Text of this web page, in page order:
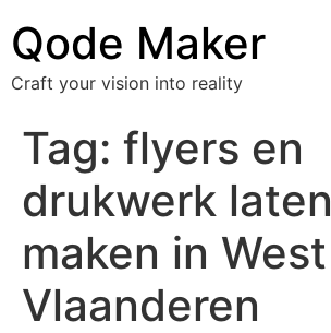
Qode Maker
Craft your vision into reality
Tag: flyers en
drukwerk laten
maken in West
Vlaanderen